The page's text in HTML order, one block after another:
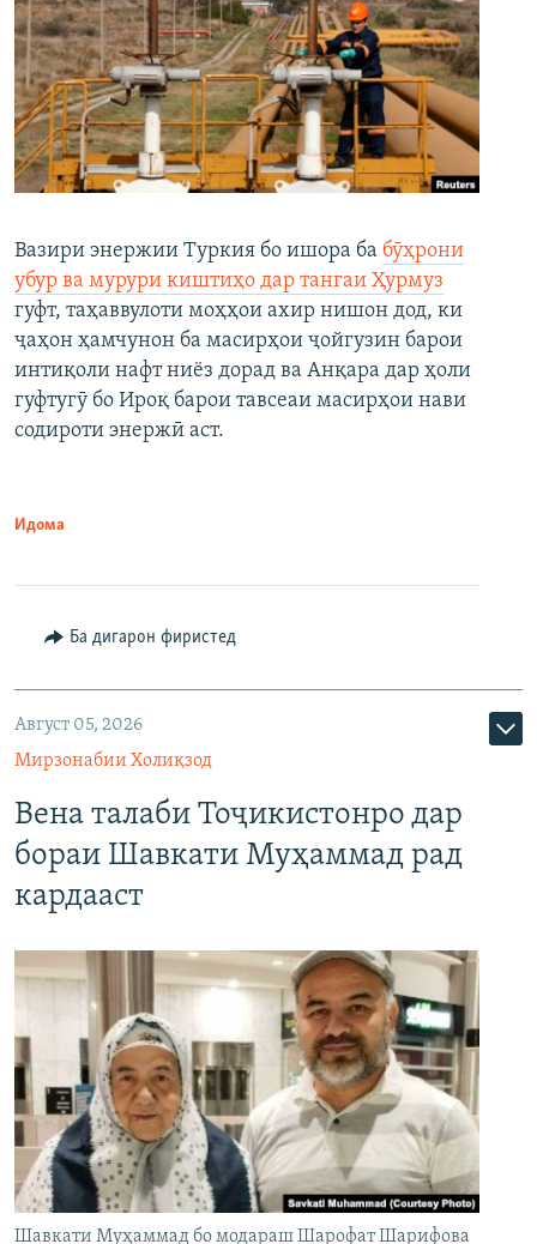
Вазири энержии Туркия бо ишора ба бӯҳрони
убур ва мурури киштиҳо дар тангаи Ҳурмуз
гуфт, таҳаввулоти моҳҳои ахир нишон дод, ки
ҷаҳон ҳамчунон ба масирҳои ҷойгузин барои
интиқоли нафт ниёз дорад ва Анқара дар ҳоли
гуфтугӯ бо Ироқ барои тавсеаи масирҳои нави
содироти энержӣ аст.
Идома
Ба дигарон фиристед
Август 05, 2026
Мирзонабии Холиқзод
Вена талаби Тоҷикистонро дар
бораи Шавкати Муҳаммад рад
кардааст
Шавкати Муҳаммад бо модараш Шарофат Шарифова